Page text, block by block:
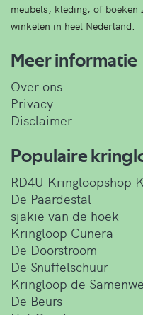
meubels, kleding, of
winkelen in heel Nederland.
Meer informatie
Over ons
Privacy
Disclaimer
Populaire
RD4U Kringloopshop
De Paardestal
sjakie van de hoek
Kringloop Cunera
De Doorstroom
De Snuffelschuur
Kringloop de
De Beurs